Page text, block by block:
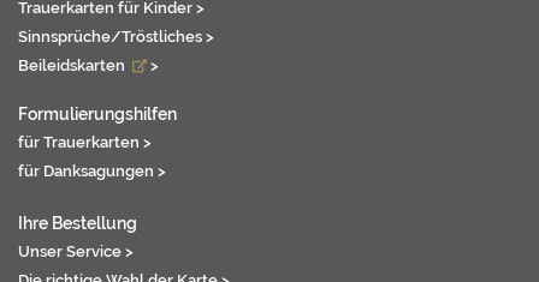
Trauerkarten für Kinder >
Sinnsprüche/Tröstliches >
Beileidskarten
>
Formulierungshilfen
für Trauerkarten >
für Danksagungen >
Ihre Bestellung
Unser Service >